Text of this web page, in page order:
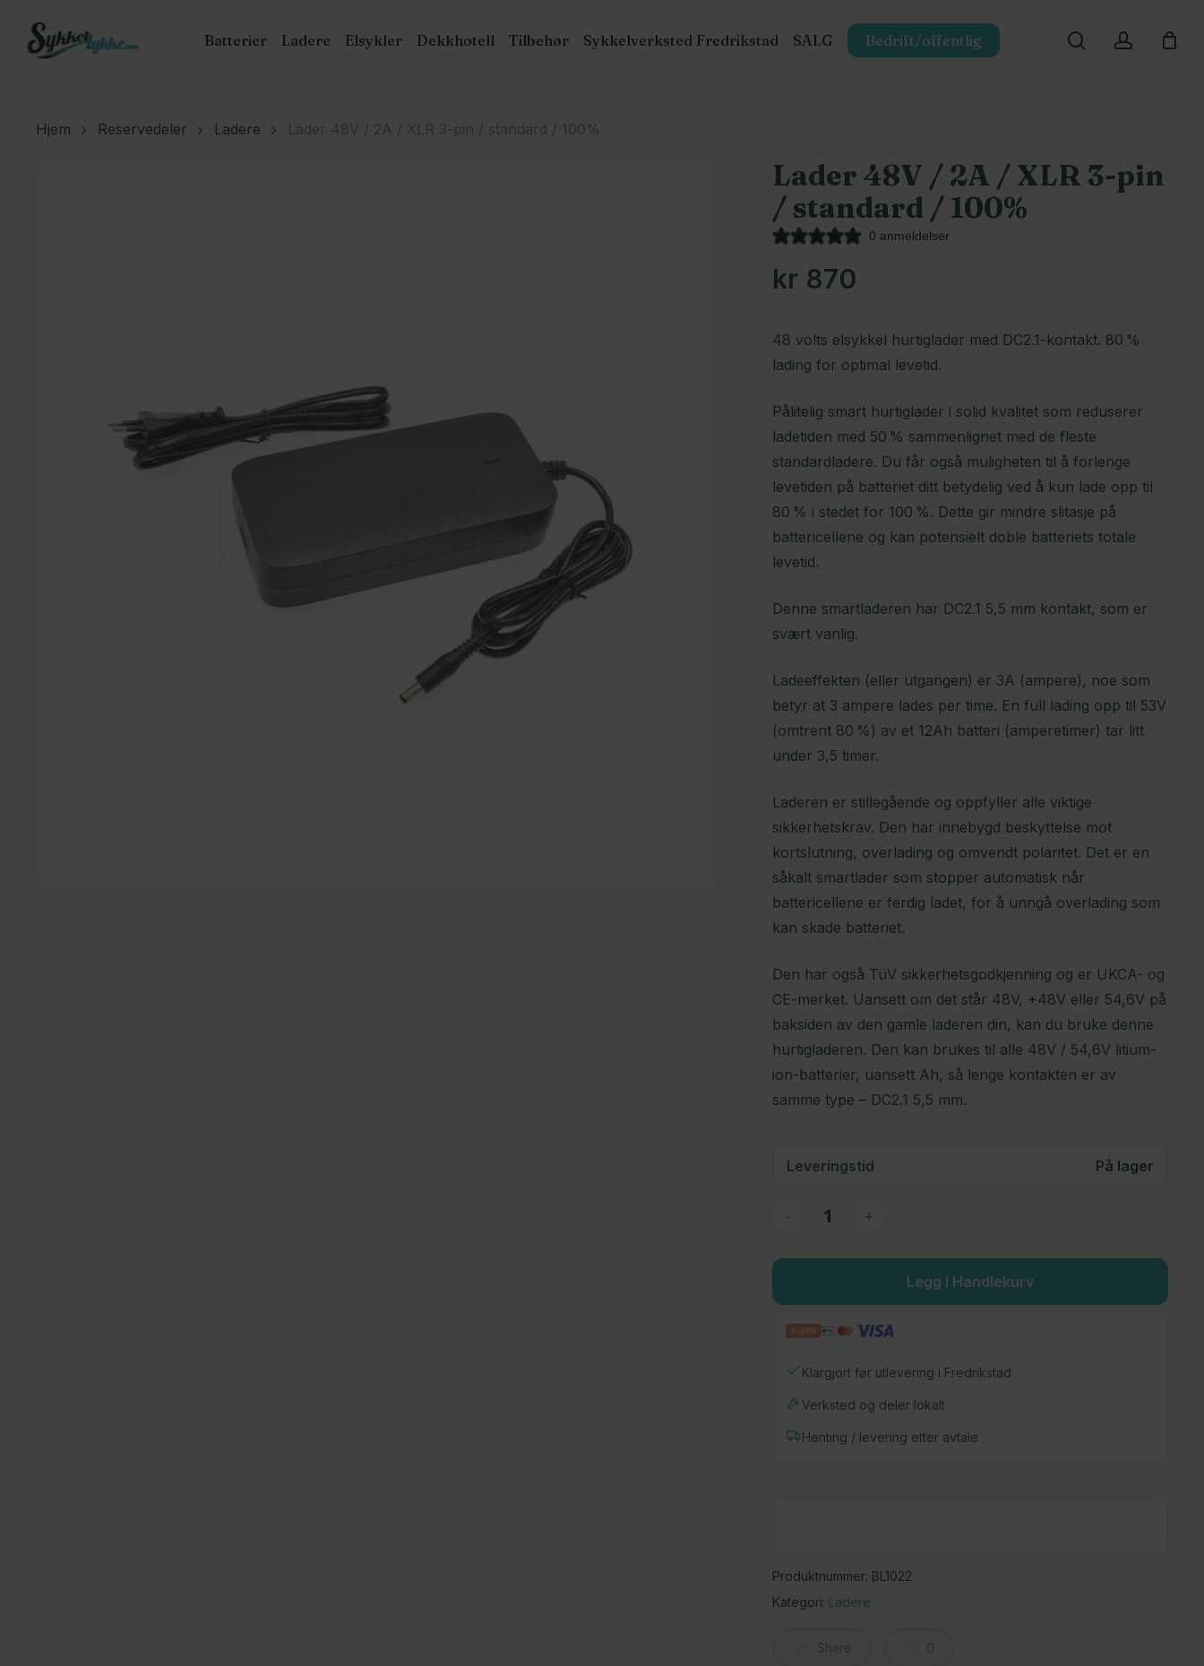
Hit enter to search or ESC to close
Batterier Ladere Elsykler Dekkhotell Tilbehør Sykkelverksted Fredrikstad SALG Bedrift/offentlig searchaccount
Cart Close
Cart
Hjem Reservedeler Ladere Lader 48V / 2A / XLR 3-pin / standard / 100%
Lader 48V / 2A / XLR 3-pin
/ standard / 100%
0 anmeldelser
kr870
48 volts elsykkel hurtiglader med DC2.1-kontakt. 80 %
lading for optimal levetid.
Pålitelig smart hurtiglader i solid kvalitet som reduserer
ladetiden med 50 % sammenlignet med de fleste
standardladere. Du får også muligheten til å forlenge
levetiden på batteriet ditt betydelig ved å kun lade opp til
80 % i stedet for 100 %. Dette gir mindre slitasje på
battericellene og kan potensielt doble batteriets totale
levetid.
Denne smartladeren har DC2.1 5,5 mm kontakt, som er
svært vanlig.
Ladeeffekten (eller utgangen) er 3A (ampere), noe som
betyr at 3 ampere lades per time. En full lading opp til 53V
(omtrent 80 %) av et 12Ah batteri (amperetimer) tar litt
under 3,5 timer.
Laderen er stillegående og oppfyller alle viktige
sikkerhetskrav. Den har innebygd beskyttelse mot
kortslutning, overlading og omvendt polaritet. Det er en
såkalt smartlader som stopper automatisk når
battericellene er ferdig ladet, for å unngå overlading som
kan skade batteriet.
Den har også TüV sikkerhetsgodkjenning og er UKCA- og
CE-merket. Uansett om det står 48V, +48V eller 54,6V på
baksiden av den gamle laderen din, kan du bruke denne
hurtigladeren. Den kan brukes til alle 48V / 54,6V litium-
ion-batterier, uansett Ah, så lenge kontakten er av
samme type – DC2.1 5,5 mm.
Leveringstid På lager
Legg I Handlekurv
Klargjort før utlevering i Fredrikstad
Verksted og deler lokalt
Henting / levering etter avtale
Produktnummer: BL1022
Kategori: Ladere